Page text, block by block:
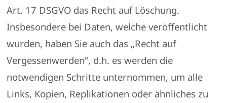
Art. 17 DSGVO das Recht auf Löschung.
Insbesondere bei Daten, welche veröffentlicht
wurden, haben Sie auch das „Recht auf
Vergessenwerden“, d.h. es werden die
notwendigen Schritte unternommen, um alle
Links, Kopien, Replikationen oder ähnliches zu